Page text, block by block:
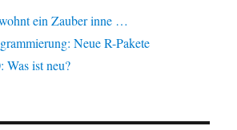
ein Zauber inne …
Neue R-Pakete
Was ist neu?